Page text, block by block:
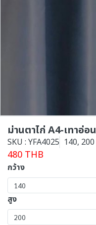
ม่านตาไก่ A4-เทาอ่อน
SKU : YFA4025 140, 200
480 THB
กว้าง
140
สูง
200